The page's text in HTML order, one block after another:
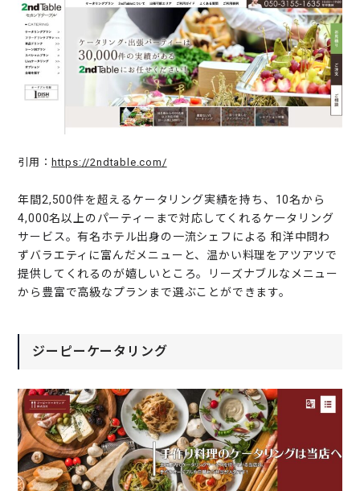
引用： https://2ndtable.com/
年間2,500件を超えるケータリング実績を持ち、10名から
4,000名以上のパーティーまで対応してくれるケータリング
サービス。有名ホテル出身の一流シェフによる 和洋中問わ
ずバラエティに富んだメニューと、温かい料理をアツアツで
提供してくれるのが嬉しいところ。リーズナブルなメニュー
から豊富で高級なプランまで選ぶことができます。
ジーピーケータリング